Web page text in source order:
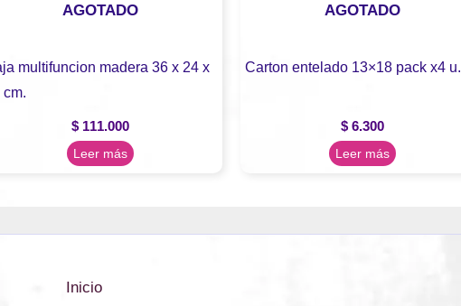
AGOTADO
multifuncion madera 36 x 24 x
cm.
$ 111.000
Leer más
AGOTADO
Carton entelado 13×18 pack x4 u.
$6.300
Leer más
Inicio